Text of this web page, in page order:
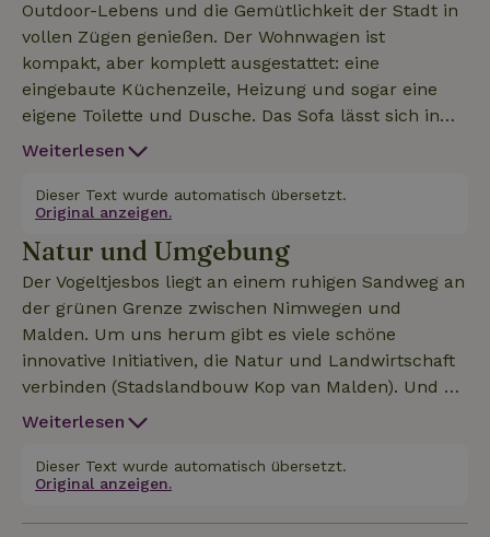
Outdoor-Lebens und die Gemütlichkeit der Stadt in
vollen Zügen genießen. Der Wohnwagen ist
kompakt, aber komplett ausgestattet: eine
eingebaute Küchenzeile, Heizung und sogar eine
eigene Toilette und Dusche. Das Sofa lässt sich in
ein bequemes Doppelbett umwandeln. Bettwäsche
Grundnahrungsmittel wie Olivenöl, Gewürze, Kaffee
und Tee. Du hast einen ungehinderten Blick und ein
schönes, privates Plätzchen im Grünen. Rundherum
gibt es viel Platz zum Entspannen, um Tiere zu
beobachten oder zu grillen. Der Wohnwagen
befindet sich in einem 1,5 Hektar großen
Garten/Wald, in dem wir dabei sind, einen
Futterwald anzulegen, an dem sich Mensch und
vermieten wir zwei weitere Gästehäuser.
Weiterlesen
Dieser Text wurde automatisch übersetzt.
Original anzeigen.
Natur und Umgebung
Der Vogeltjesbos liegt an einem ruhigen Sandweg an
der grünen Grenze zwischen Nimwegen und
Malden. Um uns herum gibt es viele schöne
innovative Initiativen, die Natur und Landwirtschaft
verbinden (Stadslandbouw Kop van Malden). Und du
kannst endlose Spaziergänge durch die Wälder
zu den Hügeln bei Groesbeek. Mit dem Fahrrad
oder dem Bus (Haltestelle um die Ecke) kannst du
das lebhafte Zentrum von Nijmegen leicht
Weiterlesen
Dieser Text wurde automatisch übersetzt.
Original anzeigen.